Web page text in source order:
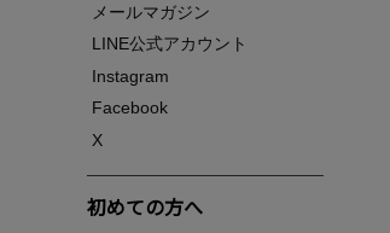
メールマガジン
LINE公式アカウント
Instagram
Facebook
X
初めての方へ